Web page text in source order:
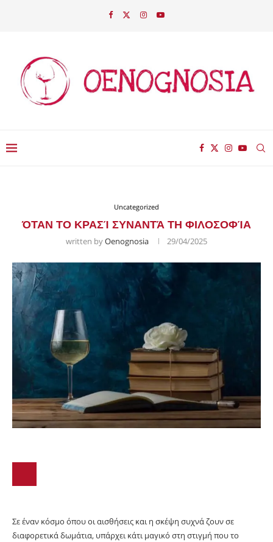
Uncategorized
ΌΤΑΝ ΤΟ ΚΡΑΣΊ ΣΥΝΑΝΤΆ ΤΗ ΦΙΛΟΣΟΦΊΑ
written byOenognosia 29/04/2025
Σε έναν κόσμο όπου οι αισθήσεις και η σκέψη συχνά ζουν σε
διαφορετικά δωμάτια, υπάρχει κάτι μαγικό στη στιγμή που το